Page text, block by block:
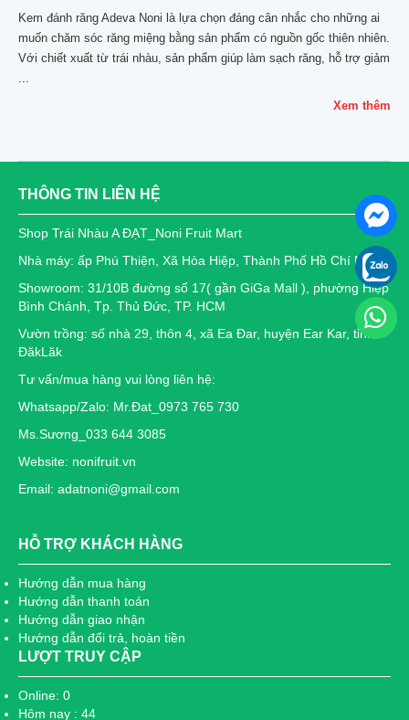
Kem đánh răng Adeva Noni là lựa chọn đáng cân nhắc cho những ai
muốn chăm sóc răng miệng bằng sản phẩm có nguồn gốc thiên nhiên.
Với chiết xuất từ trái nhàu, sản phẩm giúp làm sạch răng, hỗ trợ giảm
...
Xem thêm
THÔNG TIN LIÊN HỆ
Shop Trái Nhàu A ĐẠT_Noni Fruit Mart
Nhà máy: ấp Phú Thiện, Xã Hòa Hiệp, Thành Phố Hồ Chí Minh
Showroom: 31/10B đường số 17( gần GiGa Mall ), phường Hiệp
Bình Chánh, Tp. Thủ Đức, TP. HCM
Vườn trồng: số nhà 29, thôn 4, xã Ea Đar, huyện Ear Kar, tỉnh
ĐăkLăk
Tư vấn/mua hàng vui lòng liên hệ:
Whatsapp/Zalo: Mr.Đat_0973 765 730
Ms.Sương_033 644 3085
Website: nonifruit.vn
Email: adatnoni@gmail.com
HỖ TRỢ KHÁCH HÀNG
Hướng dẫn mua hàng
Hướng dẫn thanh toán
Hướng dẫn giao nhận
Hướng dẫn đổi trả, hoàn tiền
LƯỢT TRUY CẬP
Online: 0
Hôm nay : 44